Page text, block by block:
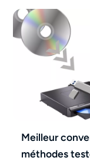
Meilleur
méthodes